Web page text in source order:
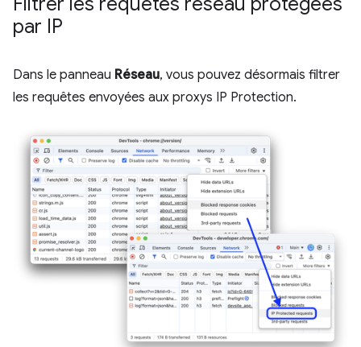
par IP
Dans le panneau Réseau, vous pouvez désormais filtrer
les requêtes envoyées aux proxys IP Protection.